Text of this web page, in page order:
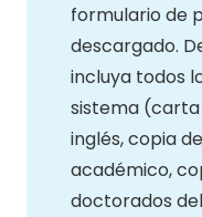
formulario de
descargado.
incluya todos
sistema
inglés, copia
académico,
doctorados